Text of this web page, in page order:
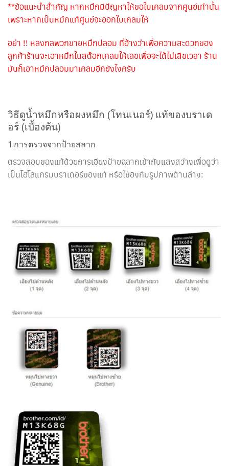
**ข้อแนะนำสำคัญ หากหมึกมีปัญหาให้ขอใบเคลมจากศูนย์เท่านั้น
เพราะหากเป็นหมึกแท้ศูนย์จะออกใบเคลมให้
อย่า !! หลงกลพวกขายหมึกปลอม ที่อ้างว่าเพื่อความสะดวกของ
ลูกค้าร้านจะเอาหมึกในสต๊อกเคลมให้เลยเพื่อจะได้ไม่เสียเวลา ร้าน
มันก็เอาหมึกปลอมมาเคลมอีกยังไงครับ
วิธีดูน้ำหมึกหรือผงหมึก (โทนเนอร์) แท้ของบราเด
อร์ (เบื้องต้น)
1.การตรวจจากป้ายสลาก
ตรวจสอบของแท้ด้วยการเอียงป้ายฉลากเข้ากับแสงสว่างเพื่อดูว่า
เป็นโฮโลแกรมบราเดอร์ของแท้ หรือใช้อิงกับรูปภาพด้านล่าง: